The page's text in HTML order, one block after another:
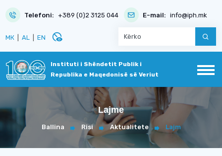
Telefoni: +389 (0)2 3125 044 E-mail: info@iph.mk
МК AL EN disabled_visible
Instituti i Shëndetit Publik i
Republika e Maqedonisë së Veriut
Lajme
Ballina Risi Aktualitete Lajm